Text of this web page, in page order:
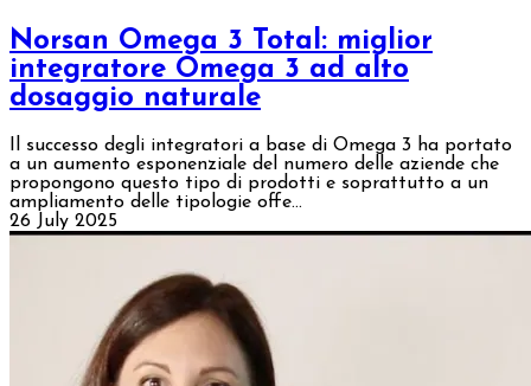
Norsan Omega 3 Total: miglior
integratore Omega 3 ad alto
dosaggio naturale
Il successo degli integratori a base di Omega 3 ha portato
a un aumento esponenziale del numero delle aziende che
propongono questo tipo di prodotti e soprattutto a un
ampliamento delle tipologie offe...
26 July 2025